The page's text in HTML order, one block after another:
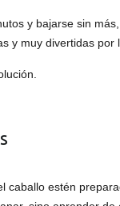
y bajarse sin
y muy divertidas
caballo estén